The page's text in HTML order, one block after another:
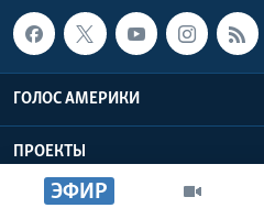
ЭФИР
ГОЛОС АМЕРИКИ
ПРОЕКТЫ